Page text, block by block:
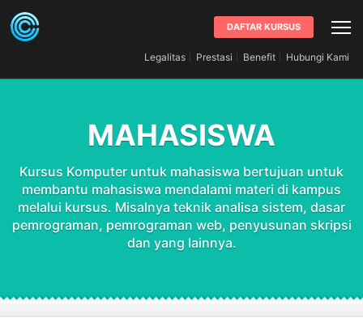
DAFTAR KURSUS
Legalitas Prestasi Benefit Hubungi Kami
MAHASISWA
Kursus Komputer untuk mahasiswa bertujuan untuk
membantu mahasiswa mendalami materi di kampus
melalui kursus. Misalnya teknik analisa sistem, dasar
pemrograman, pemrograman web, penyusunan skripsi
dan yang lainnya.